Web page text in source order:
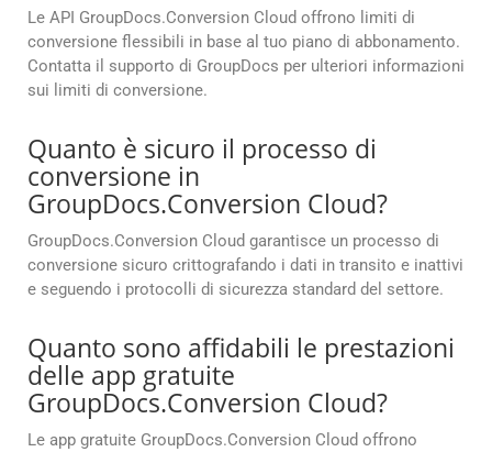
Le API GroupDocs.Conversion Cloud offrono limiti di
conversione flessibili in base al tuo piano di abbonamento.
Contatta il supporto di GroupDocs per ulteriori informazioni
sui limiti di conversione.
Quanto è sicuro il processo di
conversione in
GroupDocs.Conversion Cloud?
GroupDocs.Conversion Cloud garantisce un processo di
conversione sicuro crittografando i dati in transito e inattivi
e seguendo i protocolli di sicurezza standard del settore.
Quanto sono affidabili le prestazioni
delle app gratuite
GroupDocs.Conversion Cloud?
Le app gratuite GroupDocs.Conversion Cloud offrono